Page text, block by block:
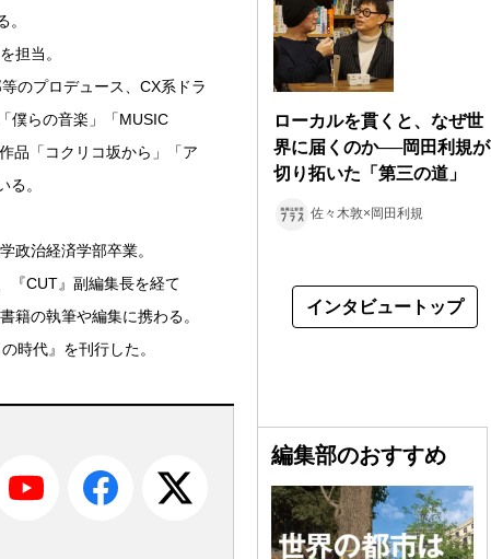
担当。
のプロデュース、CX系ドラ
僕らの音楽」「MUSIC
品「コクリコ坂から」「ア
。
政治経済学部卒業。
『CUT』副編集長を経て
籍の執筆や編集に携わる。
時代』を刊行した。
ローカルを貫くと、なぜ世
界に届くのか──岡田利規が
切り拓いた「第三の道」
佐々木敦×岡田利規
インタビュートップ
編集部のおすすめ